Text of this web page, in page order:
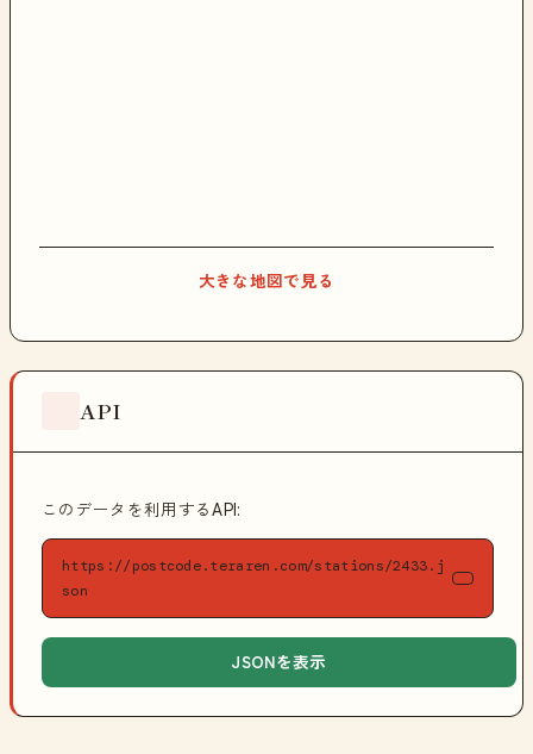
大きな地図で見る
API
このデータを利用するAPI:
https://postcode.teraren.com/stations/2433.j
son
JSONを表示